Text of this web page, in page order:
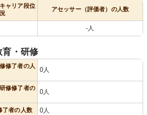
ャリア段位
アセッサー（評価者）の人数
-人
育・研修
修了者の人
0人
修修了者の
0人
了者の人数 0人